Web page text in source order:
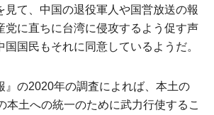
見て、中国の退役軍人や国営放送の報
党に直ちに台湾に侵攻するよう促す声
国民もそれに同意しているようだ。
』の2020年の調査によれば、本土の
本土への統一のために武力行使するこ